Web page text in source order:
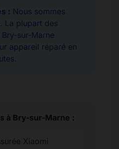
: Nous sommes
La plupart des
sur-Marne
appareil réparé en
à Bry-sur-Marne :
Xiaomi